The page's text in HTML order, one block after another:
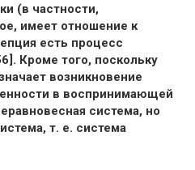
(в частности,
имеет отношение к
есть процесс
Кроме того, поскольку
возникновение
в воспринимающей
система, но
т. е. система